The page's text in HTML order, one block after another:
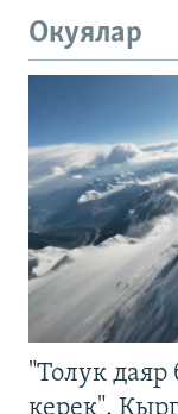
Окуялар
"Толук
керек".